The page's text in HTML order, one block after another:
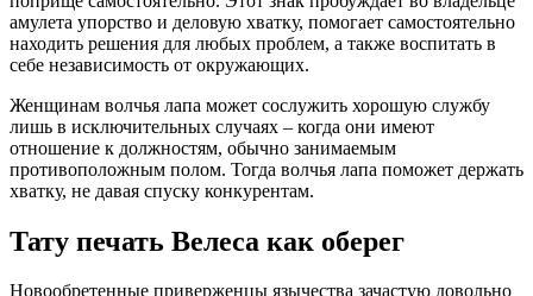
амулета упорство и деловую хватку, помогает самостоятельно
находить решения для любых проблем, а также воспитать в
себе независимость от окружающих.
Женщинам волчья лапа может сослужить хорошую службу
лишь в исключительных случаях – когда они имеют
отношение к должностям, обычно занимаемым
противоположным полом. Тогда волчья лапа поможет держать
хватку, не давая спуску конкурентам.
Тату печать Велеса как оберег
Новообретенные приверженцы язычества зачастую довольно